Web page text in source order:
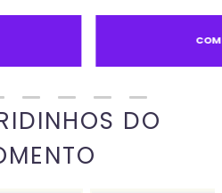
DO